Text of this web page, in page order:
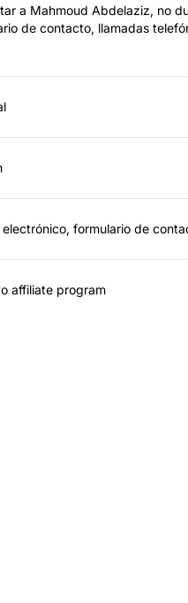
a Mahmoud Abdelaziz, no
de contacto, llamadas
electrónico, formulario de
affiliate program